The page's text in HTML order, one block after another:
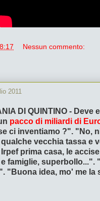
Nessun commento:
2011
DI QUINTINO - Deve
pacco di miliardi di
ci inventiamo ?". "No,
vecchia tassa e
prima casa, le
famiglie, superbollo...".
"Buona idea, mo' me la